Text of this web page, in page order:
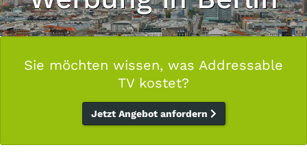
Sie möchten wissen, was Addressable
TV kostet?
Jetzt Angebot anfordern